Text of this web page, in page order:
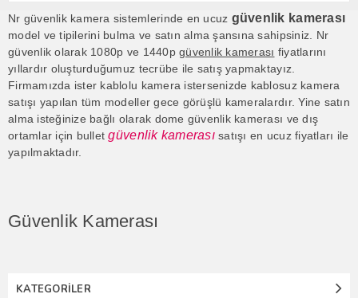
Nr güvenlik kamera sistemlerinde en ucuz güvenlik kamerası
model ve tipilerini bulma ve satın alma şansına sahipsiniz. Nr
güvenlik olarak 1080p ve 1440pgüvenlik kamerası fiyatlarını
yıllardır oluşturduğumuz tecrübe ile satış yapmaktayız.
Firmamızda ister kablolu kamera istersenizde kablosuz kamera
satışı yapılan tüm modeller gece görüşlü kameralardır. Yine satın
alma isteğinize bağlı olarak dome güvenlik kamerası ve dış
ortamlar için bulletgüvenlik kamerasısatışı en ucuz fiyatları ile
yapılmaktadır.
Güvenlik Kamerası
KATEGORILER